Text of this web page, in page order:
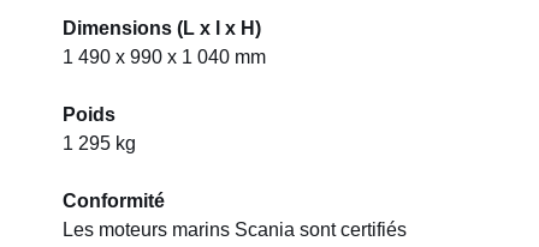
Dimensions (L x l x H)
1 490 x 990 x 1 040 mm
Poids
1 295 kg
Conformité
Les moteurs marins Scania sont certifiés